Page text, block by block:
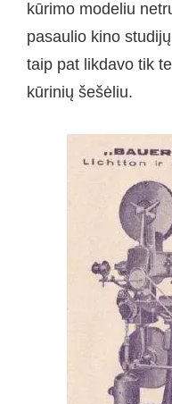
kūrimo modeliu
pasaulio kino
taip pat likdavo tik
kūrinių šešėliu.